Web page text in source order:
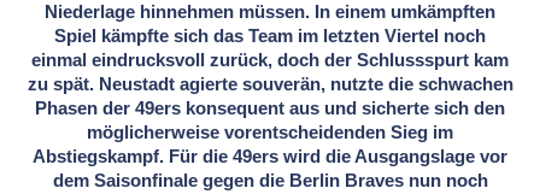
Niederlage hinnehmen müssen. In einem umkämpften
Spiel kämpfte sich das Team im letzten Viertel noch
einmal eindrucksvoll zurück, doch der Schlussspurt kam
zu spät. Neustadt agierte souverän, nutzte die schwachen
Phasen der 49ers konsequent aus und sicherte sich den
möglicherweise vorentscheidenden Sieg im
Abstiegskampf. Für die 49ers wird die Ausgangslage vor
dem Saisonfinale gegen die Berlin Braves nun noch